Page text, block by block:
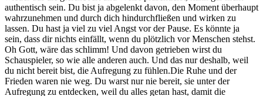
authentisch sein. Du bist ja abgelenkt davon, den Moment überhaupt
wahrzunehmen und durch dich hindurchfließen und wirken zu
lassen. Du hast ja viel zu viel Angst vor der Pause. Es könnte ja
sein, dass dir nichts einfällt, wenn du plötzlich vor Menschen stehst.
Oh Gott, wäre das schlimm! Und davon getrieben wirst du
Schauspieler, so wie alle anderen auch. Und das nur deshalb, weil
du nicht bereit bist, die Aufregung zu fühlen.Die Ruhe und der
Frieden waren nie weg. Du warst nur nie bereit, sie unter der
Aufregung zu entdecken, weil du alles getan hast, damit die